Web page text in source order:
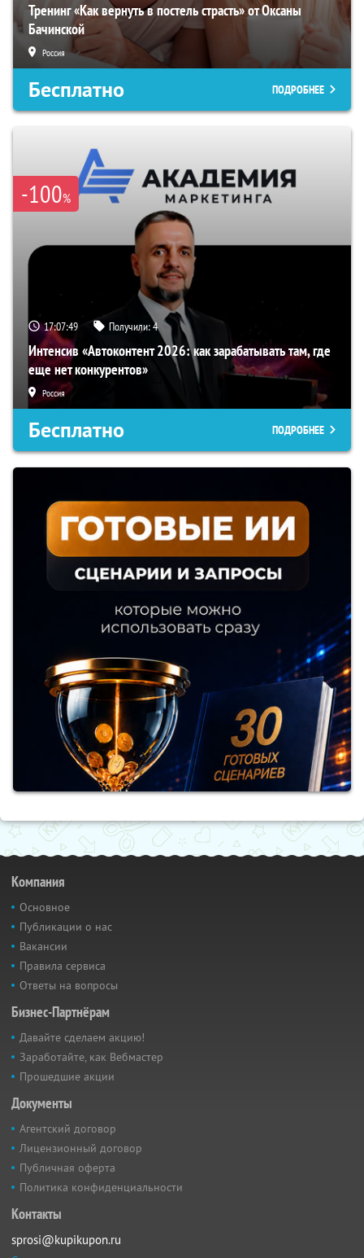
Тренинг «Как вернуть в постель страсть» от Оксаны
Бачинской
Россия
Бесплатно ПОДРОБНЕЕ
-100%
17:07:48 Получили:4
Интенсив «Автоконтент 2026: как зарабатывать там, где
еще нет конкурентов»
Россия
Бесплатно ПОДРОБНЕЕ
Компания
Основное
Публикации о нас
Вакансии
Правила сервиса
Ответы на вопросы
Бизнес-Партнёрам
Давайте сделаем акцию!
Заработайте, как Вебмастер
Прошедшие акции
Документы
Агентский договор
Лицензионный договор
Публичная оферта
Политика конфиденциальности
Контакты
sprosi@kupikupon.ru